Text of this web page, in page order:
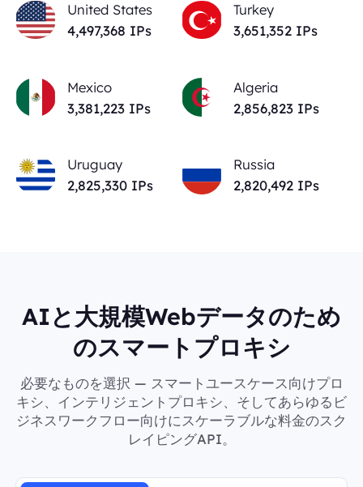
United States
4,497,368 IPs
Turkey
3,651,352 IPs
Mexico
3,381,223 IPs
Algeria
2,856,823 IPs
Uruguay
2,825,330 IPs
Russia
2,820,492 IPs
AIと大規模Webデータのため
のスマートプロキシ
必要なものを選択 — スマートユースケース向けプロ
キシ、インテリジェントプロキシ、そしてあらゆるビ
ジネスワークフロー向けにスケーラブルな料金のスク
レイピングAPI。